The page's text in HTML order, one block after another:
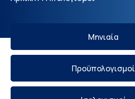
Μηνιαία
Προϋπολογισμοί